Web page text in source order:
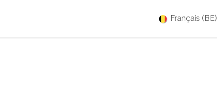
Français (BE)